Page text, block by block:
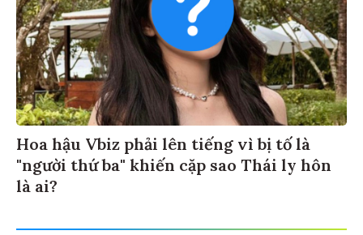
Hoa hậu Vbiz phải lên tiếng vì bị tố là
"người thứ ba" khiến cặp sao Thái ly hôn
là ai?